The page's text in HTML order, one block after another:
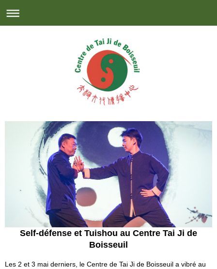
Self-défense et Tuishou au Centre Tai Ji de
Boisseuil
Les 2 et 3 mai derniers, le Centre de Tai Ji de Boisseuil a vibré au